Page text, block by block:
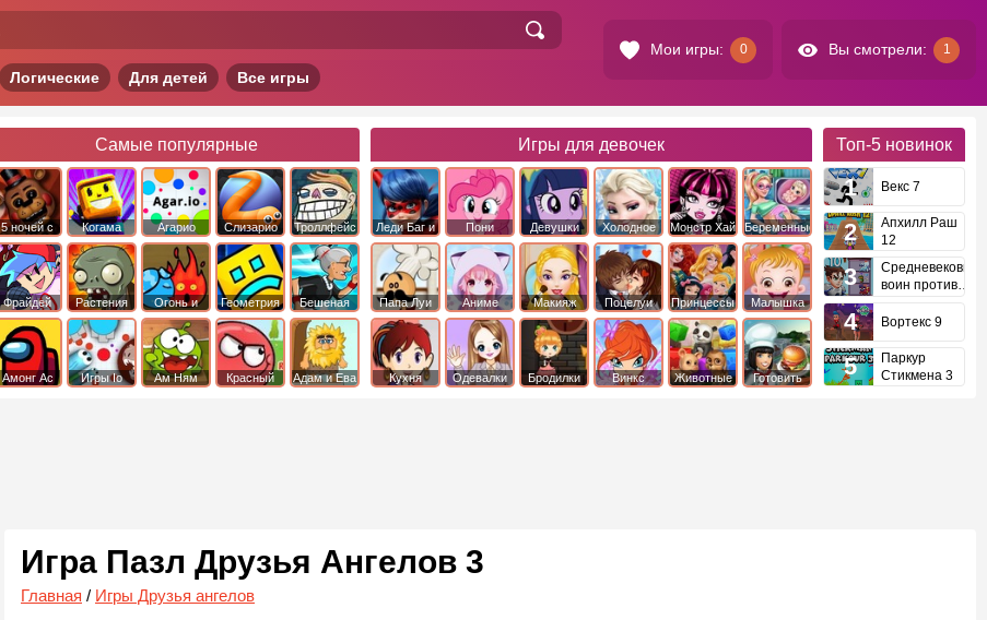
Мои игры: 0 Вы смотрели: 1
Логические Для детей Все игры
Самые популярные
5 ночей с
фредди
Когама Агарио Слизарио
Троллфейс
квест
Фрайдей
Найт
Фанкин
Растения
против
Зомби
Огонь и
Вода
Геометрия
Даш
Бешеная
бабка
сбежала из
психушки
Амонг Ас Игры Io Ам Ням
Красный
Адам и Ева
Игры для девочек
Леди Баг и
Супер Кот
Пони
Дружба это
Девушки
Эквестрии
Холодное
Сердце
Монстр Хай Беременные
Папа Луи Аниме Макияж Поцелуи
Принцессы
Диснея
Малышка
Хейзел
Кухня
Одевалки Бродилки Винкс Животные
Готовить
Топ-5 новинок
Векс 7
Апхилл Раш
12
Средневековый
воин против
Вортекс 9
Паркур
Стикмена 3
Игра Пазл Друзья Ангелов 3
Главная / Игры Друзья ангелов